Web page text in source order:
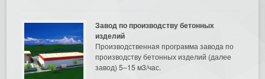
Завод по производству бетонных
изделий
Производственная программа завода по
производству бетонных изделий (далее
завод) 5–15 м3/час.